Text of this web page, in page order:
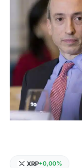
XRP+0,00%